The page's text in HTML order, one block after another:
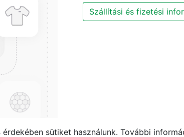
Szállítási és fizetési
sütiket használunk. További